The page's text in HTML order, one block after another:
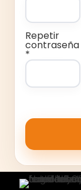
Repetir
contraseña
*